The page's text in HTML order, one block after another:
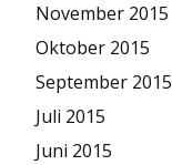
November 2015
Oktober 2015
September 2015
Juli 2015
Juni 2015